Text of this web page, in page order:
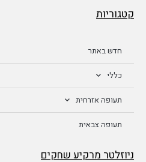
קטגוריות
חדש באתר
כללי
תעופה אזרחית
תעופה צבאית
ניוזלטר מרקיע שחקים